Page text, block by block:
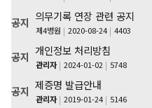
공지 의무기록 연장 관련 공지
제4병원 2020-08-24 4403
공지 개인정보 처리방침
관리자 2024-01-02 5748
공지 제증명 발급안내
관리자 2019-01-24 5146